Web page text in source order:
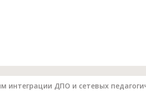
ДПО и сетевых